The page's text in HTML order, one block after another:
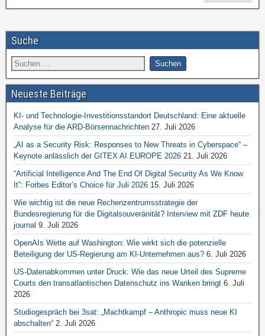
Suche
Neueste Beiträge
KI- und Technologie-Investitionsstandort Deutschland: Eine aktuelle
Analyse für die ARD-Börsennachrichten 27. Juli 2026
„AI as a Security Risk: Responses to New Threats in Cyberspace“ –
Keynote anlässlich der GITEX AI EUROPE 2026 21. Juli 2026
“Artificial Intelligence And The End Of Digital Security As We Know
It”: Forbes Editor’s Choice für Juli 2026 15. Juli 2026
Wie wichtig ist die neue Rechenzentrumsstrategie der
Bundesregierung für die Digitalsouveränität? Interview mit ZDF heute
journal 9. Juli 2026
OpenAIs Wette auf Washington: Wie wirkt sich die potenzielle
Beteiligung der US-Regierung am KI-Unternehmen aus? 6. Juli 2026
US-Datenabkommen unter Druck: Wie das neue Urteil des Supreme
Courts den transatlantischen Datenschutz ins Wanken bringt 6. Juli
2026
Studiogespräch bei 3sat: „Machtkampf – Anthropic muss neue KI
abschalten“ 2. Juli 2026